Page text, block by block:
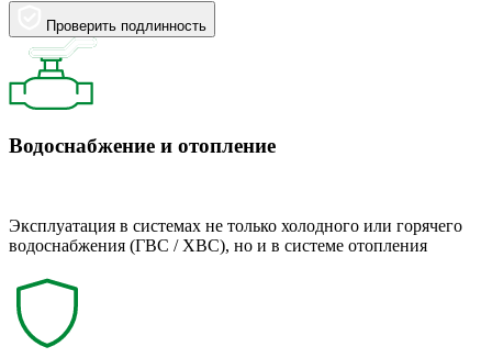
Проверить подлинность
Водоснабжение и отопление
Эксплуатация в системах не только холодного или горячего
водоснабжения (ГВС / ХВС), но и в системе отопления